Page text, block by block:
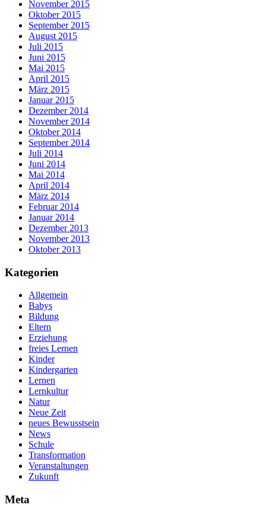
November 2015
Oktober 2015
September 2015
August 2015
Juli 2015
Juni 2015
Mai 2015
April 2015
März 2015
Januar 2015
Dezember 2014
November 2014
Oktober 2014
September 2014
Juli 2014
Juni 2014
Mai 2014
April 2014
März 2014
Februar 2014
Januar 2014
Dezember 2013
November 2013
Oktober 2013
Kategorien
Allgemein
Babys
Bildung
Eltern
Erziehung
freies Lernen
Kinder
Kindergarten
Lernen
Lernkultur
Natur
Neue Zeit
neues Bewusstsein
News
Schule
Transformation
Veranstaltungen
Zukunft
Meta